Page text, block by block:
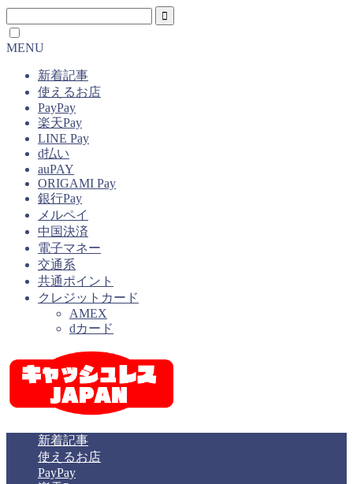
MENU
新着記事
使えるお店
PayPay
楽天Pay
LINE Pay
d払い
auPAY
ORIGAMI Pay
銀行Pay
メルペイ
中国決済
電子マネー
交通系
共通ポイント
クレジットカード
AMEX
dカード
新着記事
使えるお店
PayPay